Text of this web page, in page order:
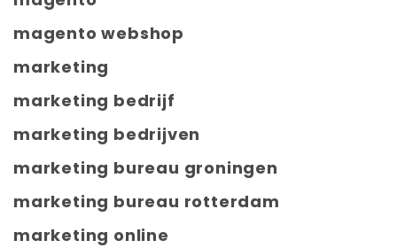
magento webshop
marketing
marketing bedrijf
marketing bedrijven
marketing bureau groningen
marketing bureau rotterdam
marketing online